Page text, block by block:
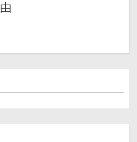
由